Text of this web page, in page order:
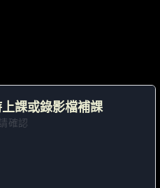
課或錄影檔補課
確認